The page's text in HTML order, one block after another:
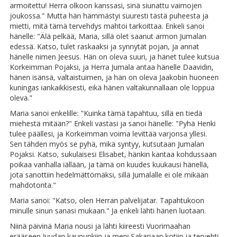
armoitettu! Herra olkoon kanssasi, sinä siunattu vaimojen
joukossa." Mutta hän hämmästyi suuresti tästä puheesta ja
mietti, mitä tämä tervehdys mahtoi tarkoittaa. Enkeli sanoi
hänelle: "Älä pelkää, Maria, sillä olet saanut armon Jumalan
edessä. Katso, tulet raskaaksi ja synnytät pojan, ja annat
hänelle nimen Jeesus. Hän on oleva suuri, ja hänet tulee kutsua
Korkeimman Pojaksi, ja Herra Jumala antaa hänelle Daavidin,
hänen isänsä, valtaistuimen, ja hän on oleva Jaakobin huoneen
kuningas iankaikkisesti, eikä hänen valtakunnallaan ole loppua
oleva."
Maria sanoi enkelille: "Kuinka tämä tapahtuu, sillä en tiedä
miehestä mitään?" Enkeli vastasi ja sanoi hänelle: "Pyhä Henki
tulee päällesi, ja Korkeimman voima levittää varjonsa yllesi.
Sen tähden myös se pyhä, mikä syntyy, kutsutaan Jumalan
Pojaksi. Katso, sukulaisesi Elisabet, hänkin kantaa kohdussaan
poikaa vanhalla iällään, ja tämä on kuudes kuukausi hänellä,
jota sanottiin hedelmättömäksi, sillä Jumalalle ei ole mikään
mahdotonta."
Maria sanoi: "Katso, olen Herran palvelijatar. Tapahtukoon
minulle sinun sanasi mukaan." Ja enkeli lähti hänen luotaan.
Niinä päivinä Maria nousi ja lähti kiireesti Vuorimaahan